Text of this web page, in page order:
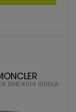
0ME4014 1005LA